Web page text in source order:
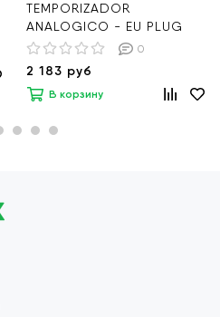
TEMPORIZADOR
ANALOGICO - EU PLUG
0
2 183 руб
В корзину